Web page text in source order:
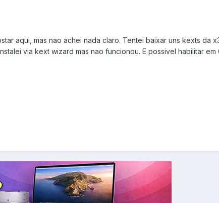
aqui, mas nao achei nada claro. Tentei baixar uns kexts da
via kext wizard mas nao funcionou. E possivel habilitar em